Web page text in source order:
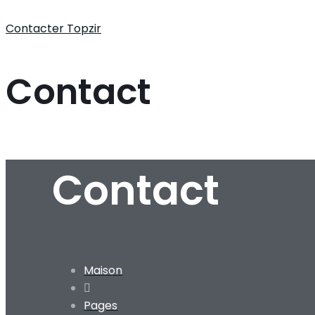
Contacter Topzir
Contact
Contact
Maison
Pages